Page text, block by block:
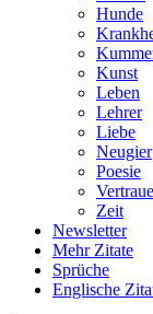
Hunde
Kunst
Leben
Lehrer
Liebe
Neugier
Poesie
Zeit
Newsletter
Mehr Zitate
Sprüche
Englische